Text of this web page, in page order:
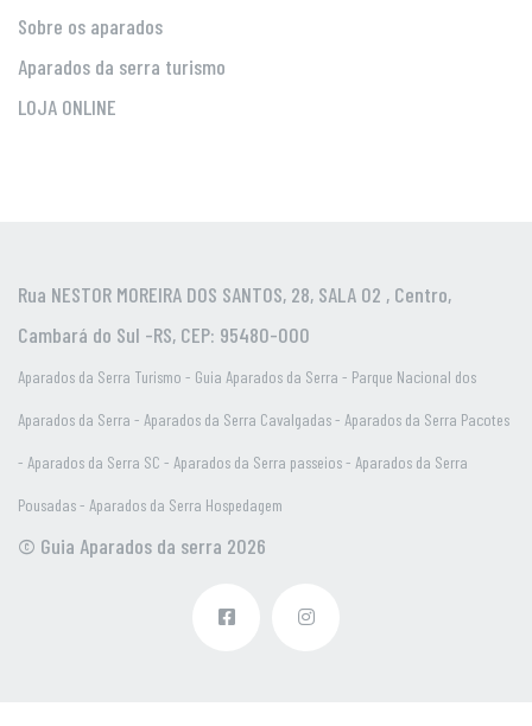
Sobre os aparados
Aparados da serra turismo
LOJA ONLINE
Rua NESTOR MOREIRA DOS SANTOS, 28, SALA 02 , Centro,
Cambará do Sul -RS, CEP: 95480-000
Aparados da Serra Turismo - Guia Aparados da Serra - Parque Nacional dos
Aparados da Serra - Aparados da Serra Cavalgadas - Aparados da Serra Pacotes
- Aparados da Serra SC - Aparados da Serra passeios - Aparados da Serra
Pousadas - Aparados da Serra Hospedagem
© Guia Aparados da serra 2026